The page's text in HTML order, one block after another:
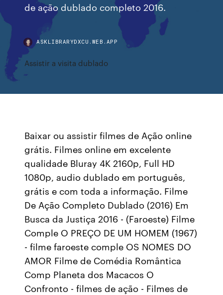
de ação dublado completo 2016.
ASKLIBRARYDXCU.WEB.APP
Assistir a visita dublado
Baixar ou assistir filmes de Ação online
grátis. Filmes online em excelente
qualidade Bluray 4K 2160p, Full HD
1080p, audio dublado em português,
grátis e com toda a informação. Filme
De Ação Completo Dublado (2016) Em
Busca da Justiça 2016 - (Faroeste) Filme
Comple O PREÇO DE UM HOMEM (1967)
- filme faroeste comple OS NOMES DO
AMOR Filme de Comédia Romântica
Comp Planeta dos Macacos O
Confronto - filmes de ação - Filmes de